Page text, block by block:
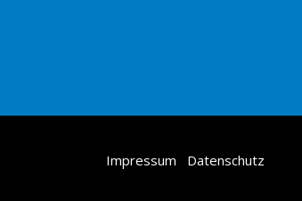
Impressum Datenschutz